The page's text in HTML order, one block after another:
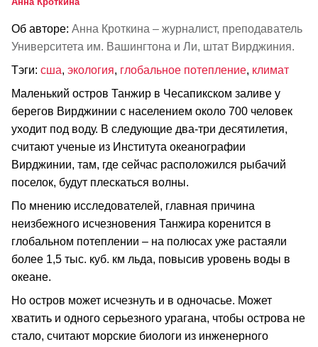
Об авторе: Анна Кроткина – журналист, преподаватель
Университета им. Вашингтона и Ли, штат Вирджиния.
Тэги: сша, экология, глобальное потепление, климат
Маленький остров Танжир в Чесапикском заливе у
берегов Вирджинии с населением около 700 человек
уходит под воду. В следующие два-три десятилетия,
считают ученые из Института океанографии
Вирджинии, там, где сейчас расположился рыбачий
поселок, будут плескаться волны.
По мнению исследователей, главная причина
неизбежного исчезновения Танжира коренится в
глобальном потеплении – на полюсах уже растаяли
более 1,5 тыс. куб. км льда, повысив уровень воды в
океане.
Но остров может исчезнуть и в одночасье. Может
хватить и одного серьезного урагана, чтобы острова не
стало, считают морские биологи из инженерного